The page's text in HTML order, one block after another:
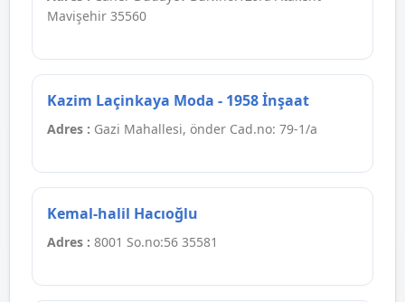
Mavişehir 35560
Kazim Laçinkaya Moda - 1958 İnşaat
Adres : Gazi Mahallesi, önder Cad.no: 79-1/a
Kemal-halil Hacıoğlu
Adres : 8001 So.no:56 35581